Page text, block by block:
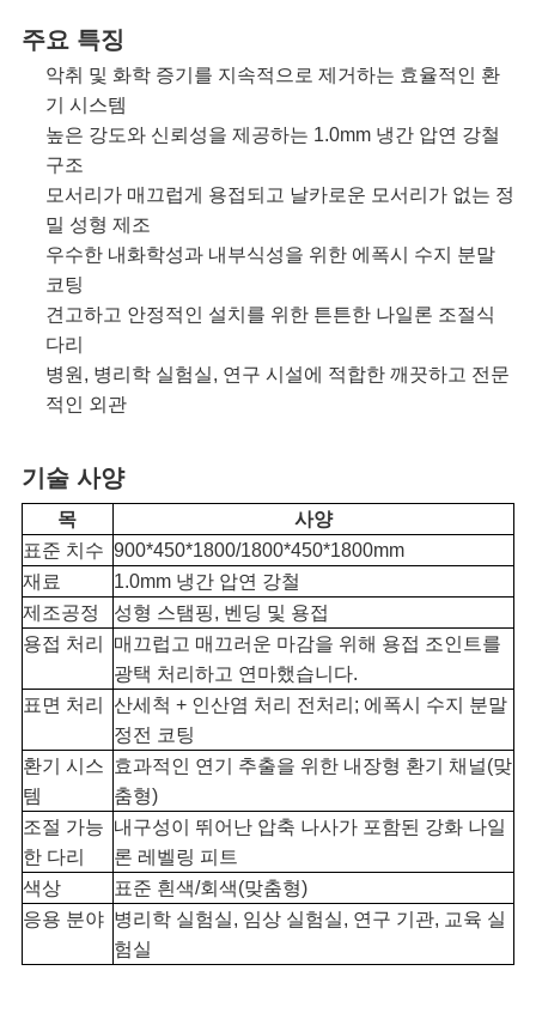
견
적
요
청
SITEMAP
개
인
정
보
보
호
주요 특징
악취 및 화학 증기를 지속적으로 제거하는 효율적인 환
기 시스템
높은 강도와 ​​신뢰성을 제공하는 1.0mm 냉간 압연 강철
구조
모서리가 매끄럽게 용접되고 날카로운 모서리가 없는 정
밀 성형 제조
우수한 내화학성과 내부식성을 위한 에폭시 수지 분말
코팅
견고하고 안정적인 설치를 위한 튼튼한 나일론 조절식
다리
병원, 병리학 실험실, 연구 시설에 적합한 깨끗하고 전문
적인 외관
기술 사양
목
사양
표준 치수 900*450*1800/1800*450*1800mm
재료
1.0mm 냉간 압연 강철
제조공정
성형 스탬핑, 벤딩 및 용접
용접 처리
매끄럽고 매끄러운 마감을 위해 용접 조인트를
광택 처리하고 연마했습니다.
표면 처리
산세척 + 인산염 처리 전처리; 에폭시 수지 분말
정전 코팅
환기 시스
템
효과적인 연기 추출을 위한 내장형 환기 채널(맞
춤형)
조절 가능
한 다리
내구성이 뛰어난 압축 나사가 포함된 강화 나일
론 레벨링 피트
색상
표준 흰색/회색(맞춤형)
응용 분야 병리학 실험실, 임상 실험실, 연구 기관, 교육 실
험실